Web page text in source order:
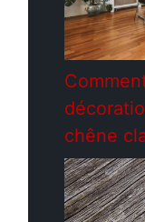
chêne